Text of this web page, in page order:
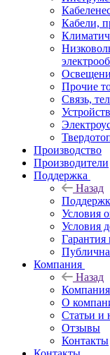
Кабели,
Прочие
Связь,
Производство
Производители
Поддержка
Назад
Условия
Условия
Гарантия
Компания
Назад
Компания
О
Статьи и
Отзывы
Контакты